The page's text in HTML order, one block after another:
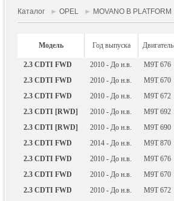
Каталог ► OPEL ► MOVANO B PLATFORM
Модель Год выпуска Двигатель
2.3 CDTI FWD 2010 - До н.в. M9T 676
2.3 CDTI FWD
2010 - До н.в. M9T 670
2.3 CDTI FWD
2010 - До н.в. M9T 672
2.3 CDTI [RWD]
2010 - До н.в. M9T 692
2.3 CDTI [RWD]
2010 - До н.в. M9T 690
2.3 CDTI FWD
2014 - До н.в. M9T 870
2.3 CDTI FWD
2010 - До н.в. M9T 676
2.3 CDTI FWD
2010 - До н.в. M9T 670
2.3 CDTI FWD
2010 - До н.в. M9T 672